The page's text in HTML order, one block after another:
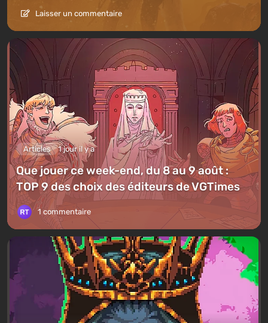
Laisser un commentaire
Articles 1 jour il y a
Que jouer ce week-end, du 8 au 9 août :
TOP 9 des choix des éditeurs de VGTimes
1 commentaire